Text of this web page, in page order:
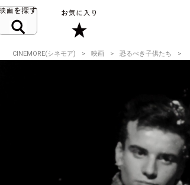
CINEMORE(シネモア) 映画 恐るべき子供たち